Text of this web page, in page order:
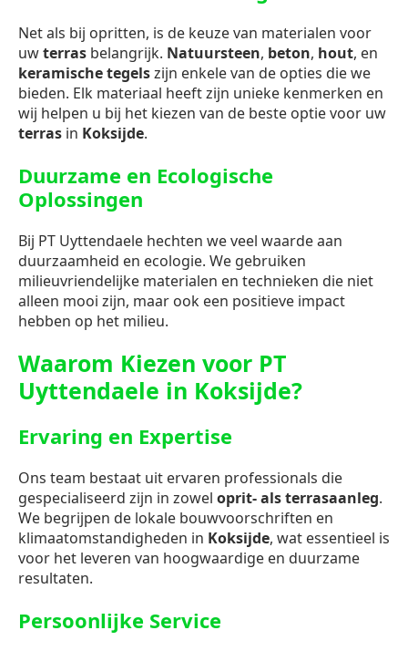
Net als bij opritten, is de keuze van materialen voor
uwterras belangrijk. Natuursteen, beton, hout, en
keramische tegelszijn enkele van de opties die we
bieden. Elk materiaal heeft zijn unieke kenmerken en
wij helpen u bij het kiezen van de beste optie voor uw
terras in Koksijde.
Duurzame en Ecologische
Oplossingen
Bij PT Uyttendaele hechten we veel waarde aan
duurzaamheid en ecologie. We gebruiken
milieuvriendelijke materialen en technieken die niet
alleen mooi zijn, maar ook een positieve impact
hebben op het milieu.
Waarom Kiezen voor PT
Uyttendaele in Koksijde?
Ervaring en Expertise
Ons team bestaat uit ervaren professionals die
gespecialiseerd zijn in zowel oprit- als terrasaanleg.
We begrijpen de lokale bouwvoorschriften en
klimaatomstandigheden in Koksijde, wat essentieel is
voor het leveren van hoogwaardige en duurzame
resultaten.
Persoonlijke Service